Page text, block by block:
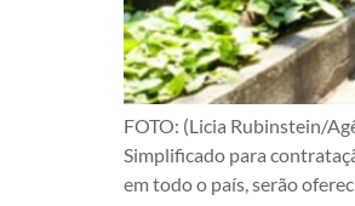
FOTO: (Licia Rubinstein/
Simplificado para
em todo o país, serão